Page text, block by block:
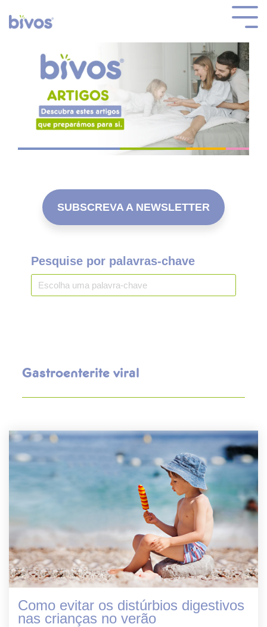
SUBSCREVA A NEWSLETTER
Pesquise por palavras-chave
Gastroenterite viral
Como evitar os distúrbios digestivos
nas crianças no verão